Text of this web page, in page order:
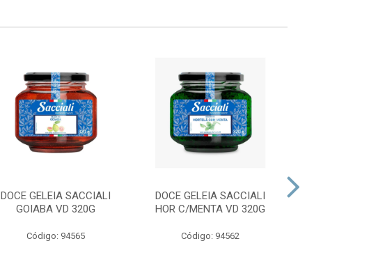
DOCE GELEIA SACCIALI
GOIABA VD 320G
Código: 94565
DOCE GELEIA SACCIALI
HOR C/MENTA VD 320G
Código: 94562